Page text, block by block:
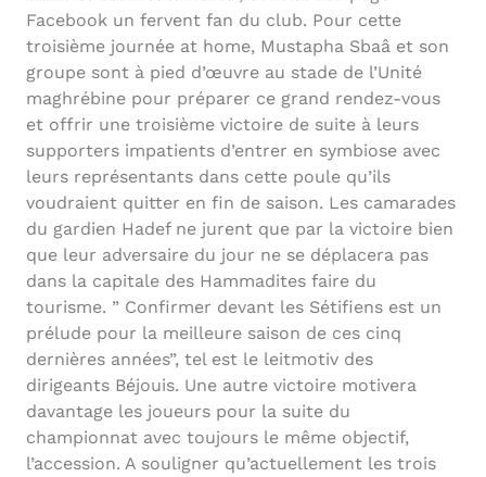
Facebook un fervent fan du club. Pour cette
troisième journée at home, Mustapha Sbaâ et son
groupe sont à pied d’œuvre au stade de l’Unité
maghrébine pour préparer ce grand rendez-vous
et offrir une troisième victoire de suite à leurs
supporters impatients d’entrer en symbiose avec
leurs représentants dans cette poule qu’ils
voudraient quitter en fin de saison. Les camarades
du gardien Hadef ne jurent que par la victoire bien
que leur adversaire du jour ne se déplacera pas
dans la capitale des Hammadites faire du
tourisme. ” Confirmer devant les Sétifiens est un
prélude pour la meilleure saison de ces cinq
dernières années”, tel est le leitmotiv des
dirigeants Béjouis. Une autre victoire motivera
davantage les joueurs pour la suite du
championnat avec toujours le même objectif,
l’accession. A souligner qu’actuellement les trois